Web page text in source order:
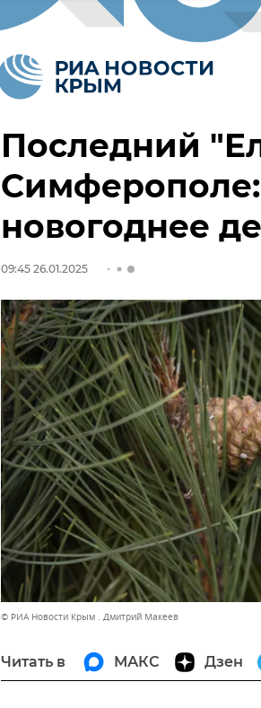
Последний
Симферополе:
новогоднее
09:45 26.01.2025
© РИА Новости Крым . Дмитрий Макеев
Читать в МАКС Дзен